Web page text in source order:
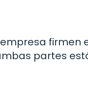
firmen
partes